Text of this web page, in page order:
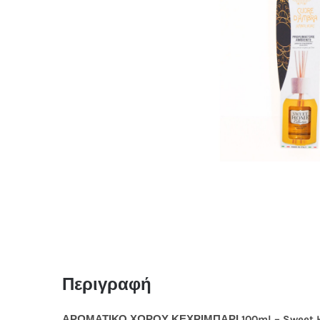
Περιγραφή